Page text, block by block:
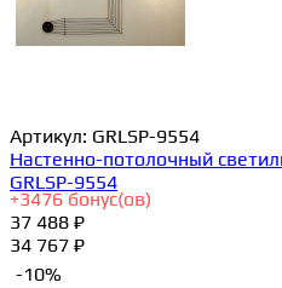
Артикул: GRLSP-9554
Настенно-потолочный
GRLSP-9554
+3476 бонус(ов)
37 488 ₽
34 767 ₽
-10%